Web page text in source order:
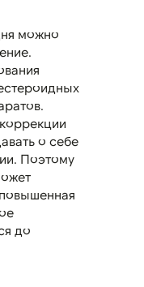
можно
о себе
Поэтому
до